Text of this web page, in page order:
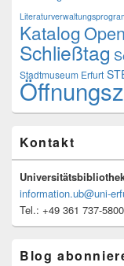
Katalog
Schließtag
Stadtmuseum Erfurt
Kontakt
information.ub@uni-
Tel.: +49 361 737-
Blog